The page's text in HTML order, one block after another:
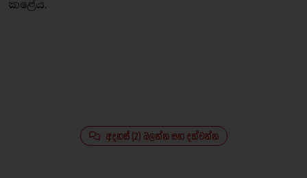
කළේය.
අදහස් (2) බලන්න සහ දක්වන්න